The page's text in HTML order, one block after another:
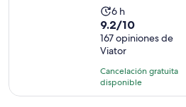
La
actividad
dura
6
horas
6 h
9.2
de
10
con
167
opiniones
9.2/10
167 opiniones de
Viator
Cancelación gratuita
disponible